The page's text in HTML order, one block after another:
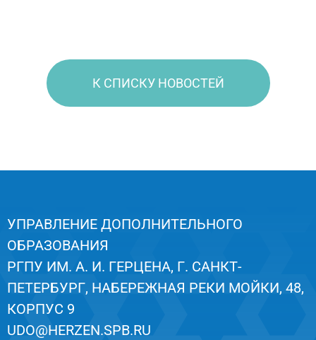
К СПИСКУ НОВОСТЕЙ
УПРАВЛЕНИЕ ДОПОЛНИТЕЛЬНОГО
ОБРАЗОВАНИЯ
РГПУ ИМ. А. И. ГЕРЦЕНА, Г. САНКТ-
ПЕТЕРБУРГ, НАБЕРЕЖНАЯ РЕКИ МОЙКИ, 48,
КОРПУС 9
UDO@HERZEN.SPB.RU